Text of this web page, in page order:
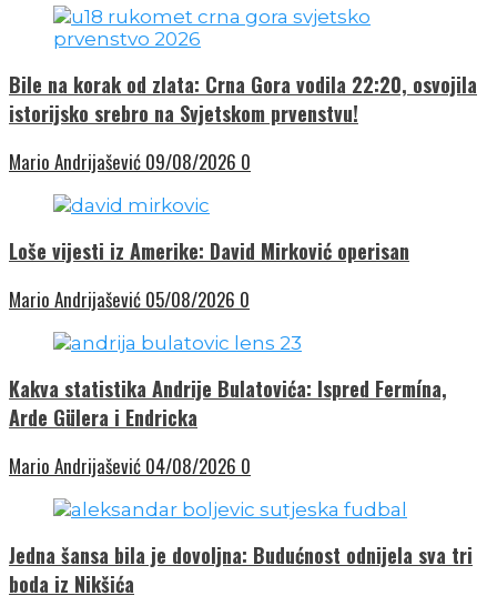
Bile na korak od zlata: Crna Gora vodila 22:20, osvojila
istorijsko srebro na Svjetskom prvenstvu!
Mario Andrijašević 09/08/2026 0
Loše vijesti iz Amerike: David Mirković operisan
Mario Andrijašević 05/08/2026 0
Kakva statistika Andrije Bulatovića: Ispred Fermína,
Arde Gülera i Endricka
Mario Andrijašević 04/08/2026 0
Jedna šansa bila je dovoljna: Budućnost odnijela sva tri
boda iz Nikšića